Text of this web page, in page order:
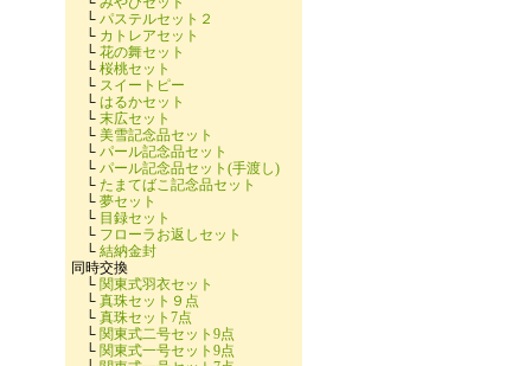
└ パステルセット２
└ カトレアセット
└ 花の舞セット
└ 桜桃セット
└ スイートピー
└ はるかセット
└ 末広セット
└ 美雪記念品セット
└ パール記念品セット
└ パール記念品セット(手渡し)
└ たまてばこ記念品セット
└ 夢セット
└ 目録セット
└ フローラお返しセット
└ 結納金封
同時交換
└ 関東式羽衣セット
└ 真珠セット９点
└ 真珠セット7点
└ 関東式二号セット9点
└ 関東式一号セット9点